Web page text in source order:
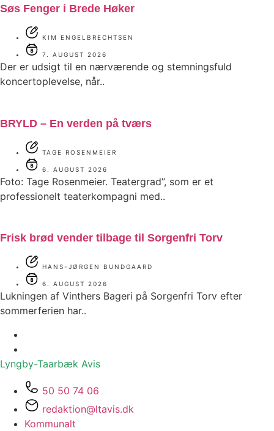
Søs Fenger i Brede Høker
KIM ENGELBRECHTSEN
7. AUGUST 2026
Der er udsigt til en nærværende og stemningsfuld
koncertoplevelse, når..
BRYLD – En verden på tværs
TAGE ROSENMEIER
6. AUGUST 2026
Foto: Tage Rosenmeier. Teatergrad”, som er et
professionelt teaterkompagni med..
Frisk brød vender tilbage til Sorgenfri Torv
HANS-JØRGEN BUNDGAARD
6. AUGUST 2026
Lukningen af Vinthers Bageri på Sorgenfri Torv efter
sommerferien har..
Lyngby-Taarbæk Avis
50 50 74 06
redaktion@ltavis.dk
Kommunalt